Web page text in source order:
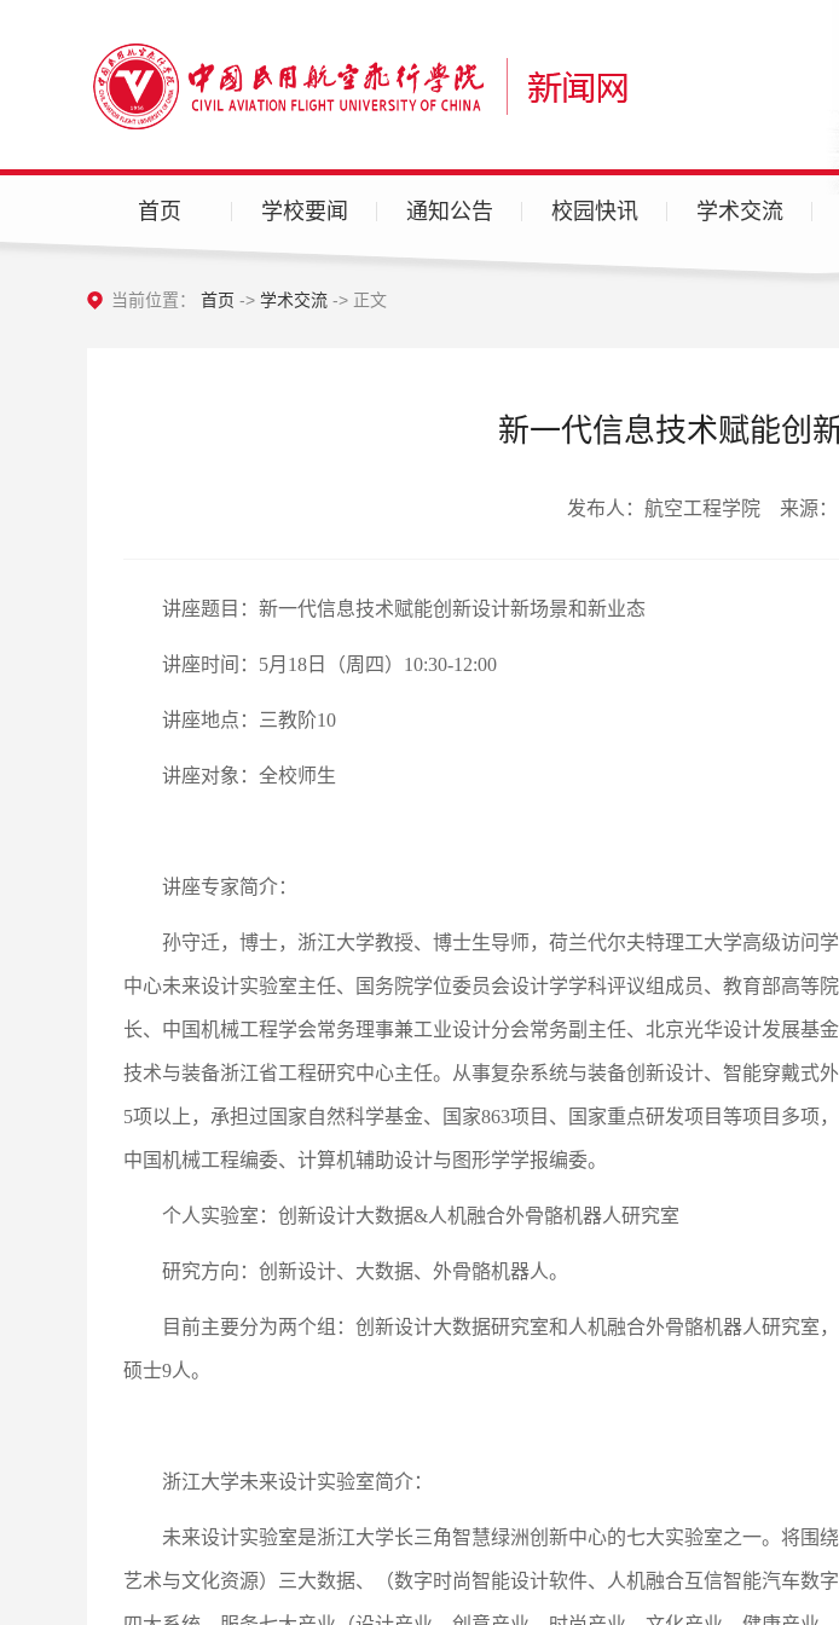
首页 学校要闻 通知公告 校园快讯 学术交流
当前位置： 首页 -> 学术交流 -> 正文
新一代信息技术赋能创
发布人：航空工程学院 来源
讲座题目：新一代信息技术赋能创新设计新场景和新业态
讲座时间：5月18日（周四）10:30-12:00
讲座地点：三教阶10
讲座对象：全校师生
讲座专家简介：
孙守迁，博士，浙江大学教授、博士生导师，荷兰代尔夫特理工大学高级访问
中心未来设计实验室主任、国务院学位委员会设计学学科评议组成员、教育部高
长、中国机械工程学会常务理事兼工业设计分会常务副主任、北京光华设计发展
技术与装备浙江省工程研究中心主任。从事复杂系统与装备创新设计、智能穿戴式
5项以上，承担过国家自然科学基金、国家863项目、国家重点研发项目等项目多项
中国机械工程编委、计算机辅助设计与图形学学报编委。
个人实验室：创新设计大数据&人机融合外骨骼机器人研究室
研究方向：创新设计、大数据、外骨骼机器人。
目前主要分为两个组：创新设计大数据研究室和人机融合外骨骼机器人研究
硕士9人。
浙江大学未来设计实验室简介：
未来设计实验室是浙江大学长三角智慧绿洲创新中心的七大实验室之一。将围
艺术与文化资源）三大数据、（数字时尚智能设计软件、人机融合互信智能汽车数